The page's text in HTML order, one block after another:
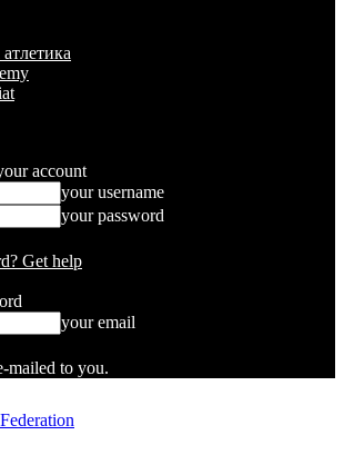
account
your username
your password
Get help
your email
mailed to you.